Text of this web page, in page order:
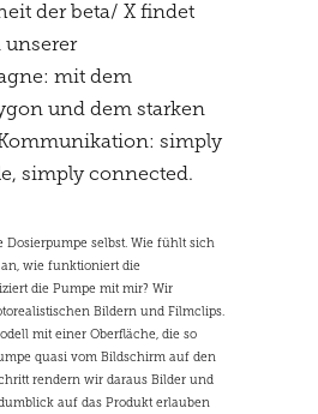
der beta/ X findet
unserer
mit dem
und dem starken
simply
simply connected.
Dosierpumpe selbst. Wie fühlt sich
wie funktioniert die
die Pumpe mit mir? Wir
Bildern und Filmclips.
mit einer Oberfläche, die so
quasi vom Bildschirm auf den
rendern wir daraus Bilder und
auf das Produkt erlauben